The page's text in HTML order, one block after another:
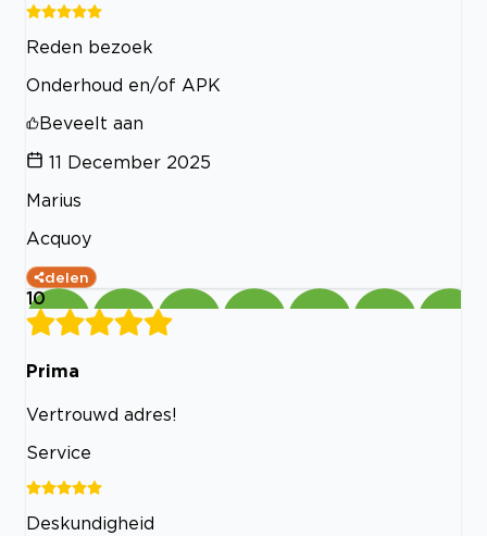
Reden bezoek
Onderhoud en/of APK
Beveelt aan
11 December 2025
Marius
Acquoy
delen
10
Prima
Vertrouwd adres!
Service
Deskundigheid